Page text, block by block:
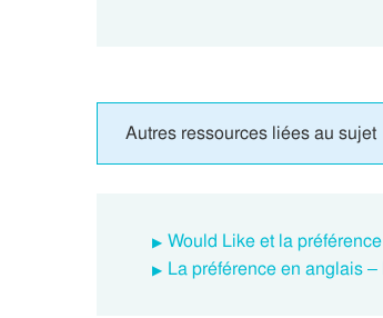
Autres ressources liées au sujet
Would Like et la
La préférence en anglais